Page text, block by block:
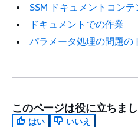
SSM ドキュメントコン
ドキュメントでの作業
パラメータ処理の問題の
このページは役に立ちま
はい
いいえ